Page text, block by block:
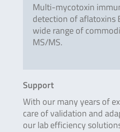
Multi-mycotoxin
detection of aflatoxins
wide range of
MS/MS.
Support
With our many years of
care of validation and
our lab efficiency